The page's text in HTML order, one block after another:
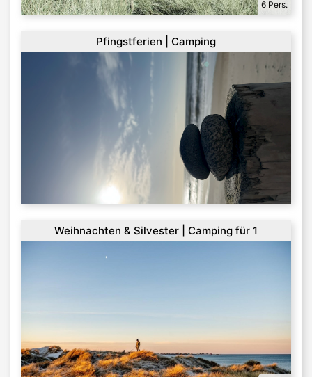
6 Pers.
Pfingstferien | Camping
Weihnachten & Silvester | Camping für 1